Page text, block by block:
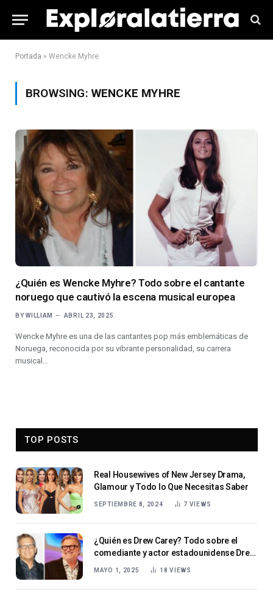
Portada » Wencke Myhre
BROWSING: WENCKE MYHRE
¿Quién es Wencke Myhre? Todo sobre el cantante
noruego que cautivó la escena musical europea
BY WILLIAM ABRIL 23, 2025
Wencke Myhre es una de las cantantes pop más emblemáticas de
Noruega, reconocida por su vibrante personalidad, su carrera
musical…
TOP POSTS
Real Housewives of New Jersey Drama,
Glamour y Todo lo Que Necesitas Saber
SEPTIEMBRE 8, 2024 7 VIEWS
¿Quién es Drew Carey? Todo sobre el
comediante y actor estadounidense Drew
MAYO 1, 2025 18VIEWS